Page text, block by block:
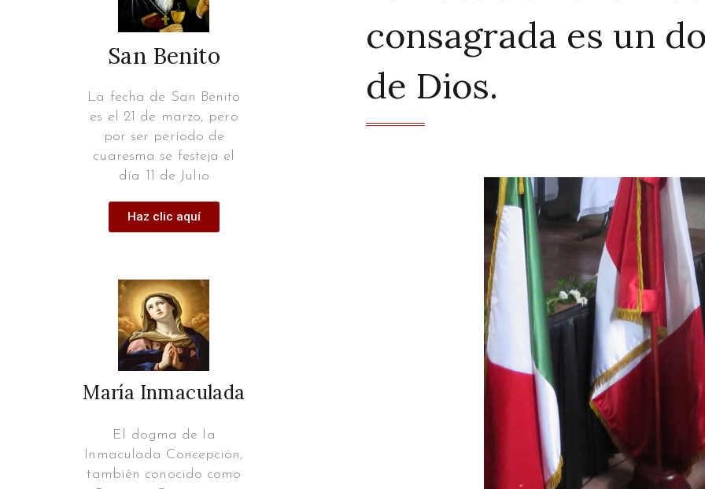
San Benito
La fecha de San Benito
es el 21 de marzo, pero
por ser período de
cuaresma se festeja el
día 11 de Julio
Haz clic aquí
María Inmaculada
El dogma de la
Inmaculada Concepción,
también conocido como
consagrada es un
de Dios.